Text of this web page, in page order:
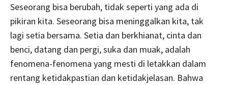
Seseorang bisa berubah, tidak seperti yang ada di
pikiran kita. Seseorang bisa meninggalkan kita, tak
lagi setia bersama. Setia dan berkhianat, cinta dan
benci, datang dan pergi, suka dan muak, adalah
fenomena-fenomena yang mesti di letakkan dalam
rentang ketidakpastian dan ketidakjelasan. Bahwa